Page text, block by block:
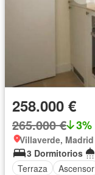
258.000 €
265.000 € 3%
Villaverde, Madrid
3 Dormitorios
Terraza
Ascensor